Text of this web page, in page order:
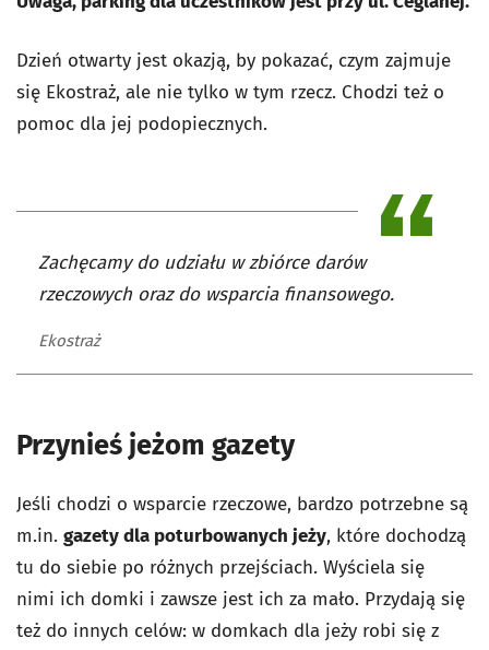
Dzień otwarty jest okazją, by pokazać, czym zajmuje
się Ekostraż, ale nie tylko w tym rzecz. Chodzi też o
pomoc dla jej podopiecznych.
Zachęcamy do udziału w zbiórce darów
rzeczowych oraz do wsparcia finansowego.
Ekostraż
Przynieś jeżom gazety
Jeśli chodzi o wsparcie rzeczowe, bardzo potrzebne są
m.in. gazety dla poturbowanych jeży, które dochodzą
tu do siebie po różnych przejściach. Wyściela się
nimi ich domki i zawsze jest ich za mało. Przydają się
też do innych celów: w domkach dla jeży robi się z